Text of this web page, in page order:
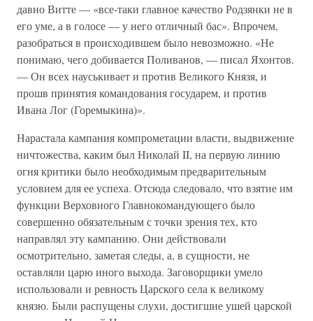
давно Витте — «все-таки главное качество Родзянки не в
его уме, а в голосе — у него отличный бас». Впрочем,
разобраться в происходившем было невозможно. «Не
понимаю, чего добивается Поливанов, — писал Яхонтов.
— Он всех науськивает и против Великого Князя, и
прошв принятия командования государем, и против
Ивана Лог (Горемыкина)».
Нарастала кампания компрометации власти, выдвижение
ничтожества, каким был Николай II, на первую линию
огня критики было необходимым предварительным
условием для ее успеха. Отсюда следовало, что взятие им
функции Верховиого Главнокомандующего было
совершенно обязательным с точки зрения тех, кто
направлял эту кампанию. Они действовали
осмотрительно, заметая следы, а, в сущности, не
оставляли царю иного выхода. Заговорщики умело
использовали и ревность Царского села к великому
князю. Были распущены слухи, достигшие ушей царской